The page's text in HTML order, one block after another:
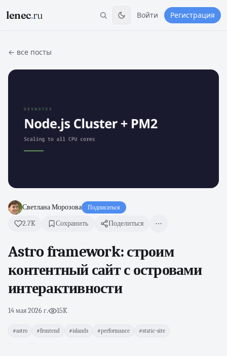
lenec.ru Войти Регистрация
← все посты
Светлана Морозова Подписаться
2.7K Сохранить Поделиться
Astro framework: строим
контентный сайт с островами
интерактивности
14 мая 2026 г.· 15K
#astro #frontend #islands #performance #static-site